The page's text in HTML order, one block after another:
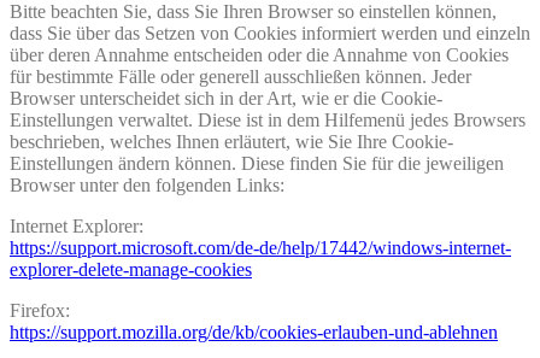
Bitte beachten Sie, dass Sie Ihren Browser so einstellen können,
dass Sie über das Setzen von Cookies informiert werden und einzeln
über deren Annahme entscheiden oder die Annahme von Cookies
für bestimmte Fälle oder generell ausschließen können. Jeder
Browser unterscheidet sich in der Art, wie er die Cookie-
Einstellungen verwaltet. Diese ist in dem Hilfemenü jedes Browsers
beschrieben, welches Ihnen erläutert, wie Sie Ihre Cookie-
Einstellungen ändern können. Diese finden Sie für die jeweiligen
Browser unter den folgenden Links:
Internet Explorer:
https://support.microsoft.com/de-de/help/17442/windows-internet-
explorer-delete-manage-cookies
Firefox:
https://support.mozilla.org/de/kb/cookies-erlauben-und-ablehnen